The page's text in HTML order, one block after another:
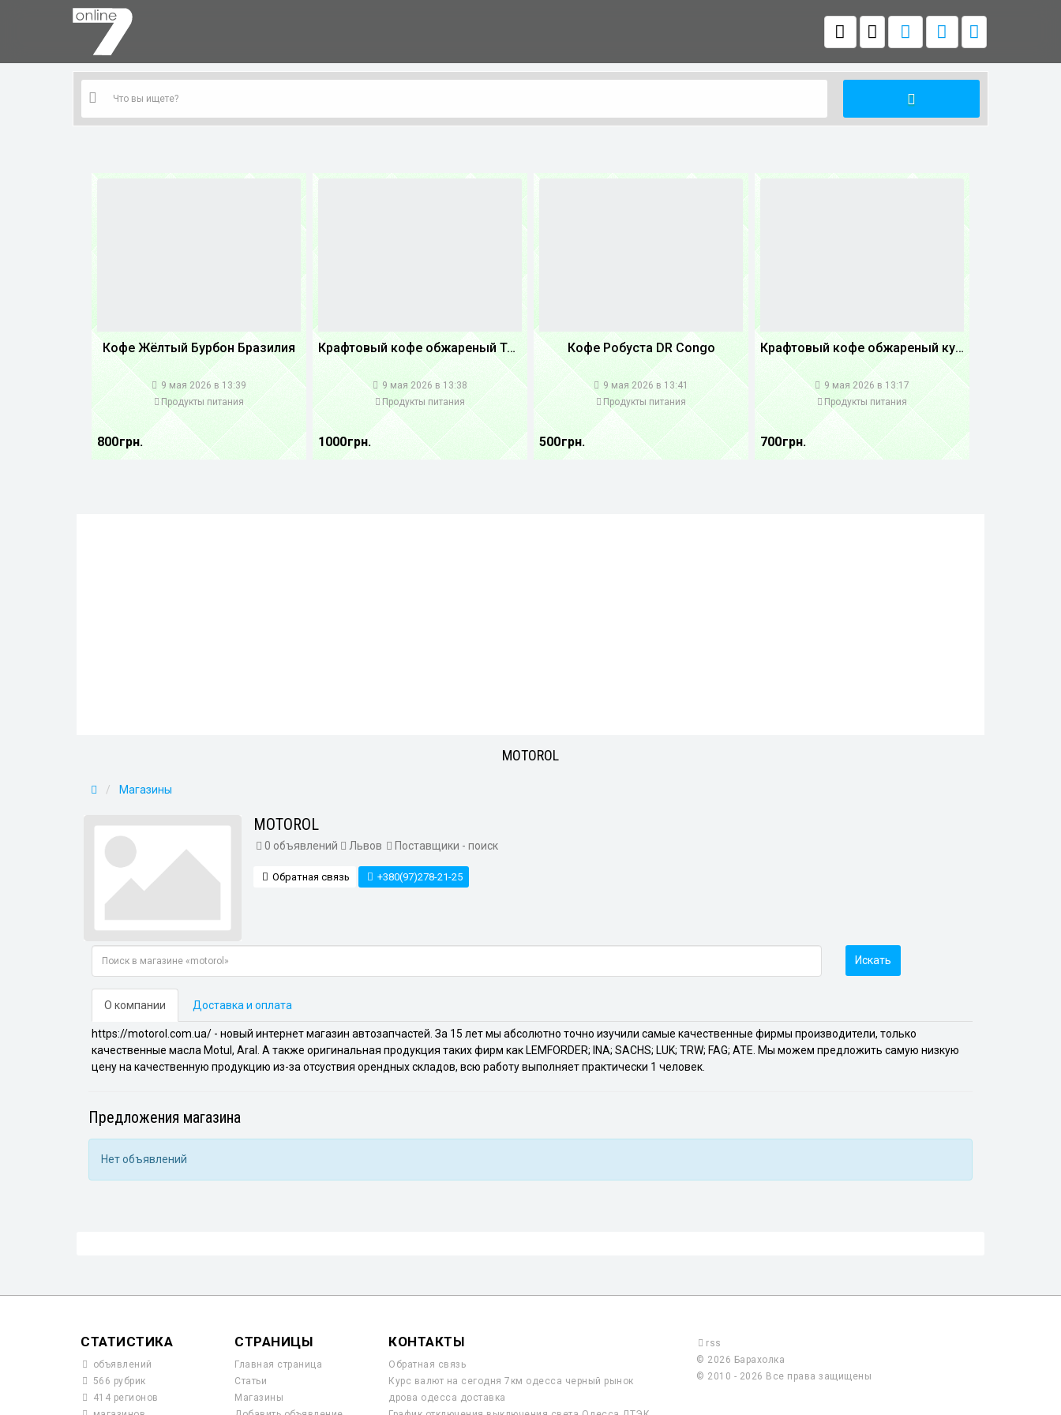
Кофе Жёлтый Бурбон Бразилия
9 мая 2026 в 13:39
Продукты питания
800 грн.
Крафтовый кофе обжареный Танзания
9 мая 2026 в 13:38
Продукты питания
1000 грн.
Кофе Робуста DR Congo
9 мая 2026 в 13:41
Продукты питания
500 грн.
Крафтовый кофе обжареный купаж арабики 3...
9 мая 2026 в 13:17
Продукты питания
700 грн.
MOTOROL
Магазины
MOTOROL
0 объявлений Львов Поставщики - поиск
Обратная связь +380(97)278-21-25
Искать
О компании Доставка и оплата
https://motorol.com.ua/ - новый интернет магазин автозапчастей. За 15 лет мы абсолютно точно изучили самые качественные фирмы производители, только
качественные масла Motul, Aral. А также оригинальная продукция таких фирм как LEMFORDER; INA; SACHS; LUK; TRW; FAG; ATE. Мы можем предложить самую низкую
цену на качественную продукцию из-за отсуствия орендных складов, всю работу выполняет практически 1 человек.
Предложения магазина
Нет объявлений
СТАТИСТИКА
объявлений
566 рубрик
414 регионов
СТРАНИЦЫ
Главная страница
Статьи
Магазины
КОНТАКТЫ
Обратная связь
Курс валют на сегодня 7км одесса черный рынок
дрова одесса доставка
rss
© 2026 Барахолка
© 2010 - 2026 Все права защищены